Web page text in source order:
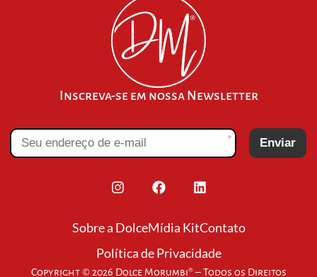
Inscreva-se em nossa Newsletter
* Enviar
Sobre a DolceMídia KitContato
Política de Privacidade
Copyright © 2026 Dolce Morumbi® – Todos os Direitos